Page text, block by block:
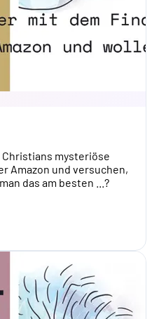
mysteriöse
Amazon und versuchen,
das am besten ...?